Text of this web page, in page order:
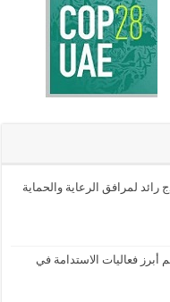
رائد لمرافق الرعاية والحماية
فعاليات الاستدامة في